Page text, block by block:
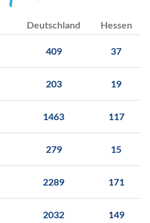
Deutschland
Hessen
409 37
203 19
1463 117
279 15
2289 171
2032 149